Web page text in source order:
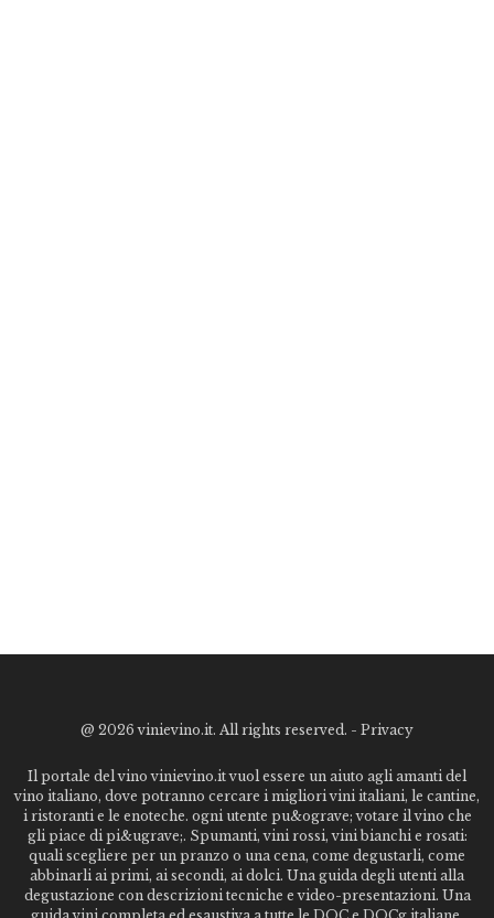
@ 2026 vinievino.it. All rights reserved. - Privacy
Il portale del vino vinievino.it vuol essere un aiuto agli amanti del
vino italiano, dove potranno cercare i migliori vini italiani, le cantine,
i ristoranti e le enoteche. ogni utente pu&ograve; votare il vino che
gli piace di pi&ugrave;. Spumanti, vini rossi, vini bianchi e rosati:
quali scegliere per un pranzo o una cena, come degustarli, come
abbinarli ai primi, ai secondi, ai dolci. Una guida degli utenti alla
degustazione con descrizioni tecniche e video-presentazioni. Una